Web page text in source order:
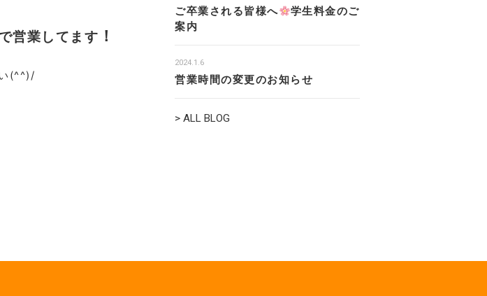
営業してます ！
(^^)/
ご卒業される皆様へ
学生料金のご
案内
2024.1.6
営業時間の変更のお知らせ
> ALL BLOG